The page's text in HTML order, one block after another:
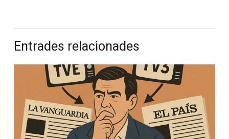
Entrades relacionades